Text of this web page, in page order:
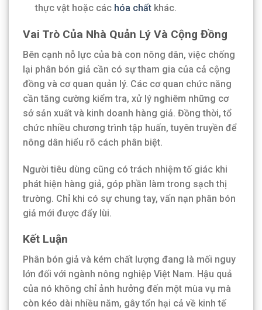
thực vật hoặc các hóa chấtkhác.
Vai Trò Của Nhà Quản Lý Và Cộng Đồng
Bên cạnh nỗ lực của bà con nông dân, việc chống
lại phân bón giả cần có sự tham gia của cả cộng
đồng và cơ quan quản lý. Các cơ quan chức năng
cần tăng cường kiểm tra, xử lý nghiêm những cơ
sở sản xuất và kinh doanh hàng giả. Đồng thời, tổ
chức nhiều chương trình tập huấn, tuyên truyền để
nông dân hiểu rõ cách phân biệt.
Người tiêu dùng cũng có trách nhiệm tố giác khi
phát hiện hàng giả, góp phần làm trong sạch thị
trường. Chỉ khi có sự chung tay, vấn nạn phân bón
giả mới được đẩy lùi.
Kết Luận
Phân bón giả và kém chất lượng đang là mối nguy
lớn đối với ngành nông nghiệp Việt Nam. Hậu quả
của nó không chỉ ảnh hưởng đến một mùa vụ mà
còn kéo dài nhiều năm, gây tổn hại cả về kinh tế